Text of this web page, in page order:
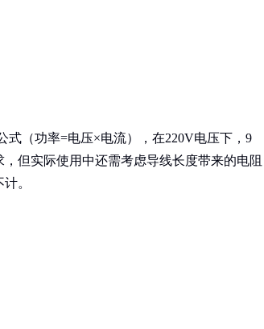
式（功率=电压×电流），在220V电压下，9
但实际使用中还需考虑导线长度带来的电阻
。